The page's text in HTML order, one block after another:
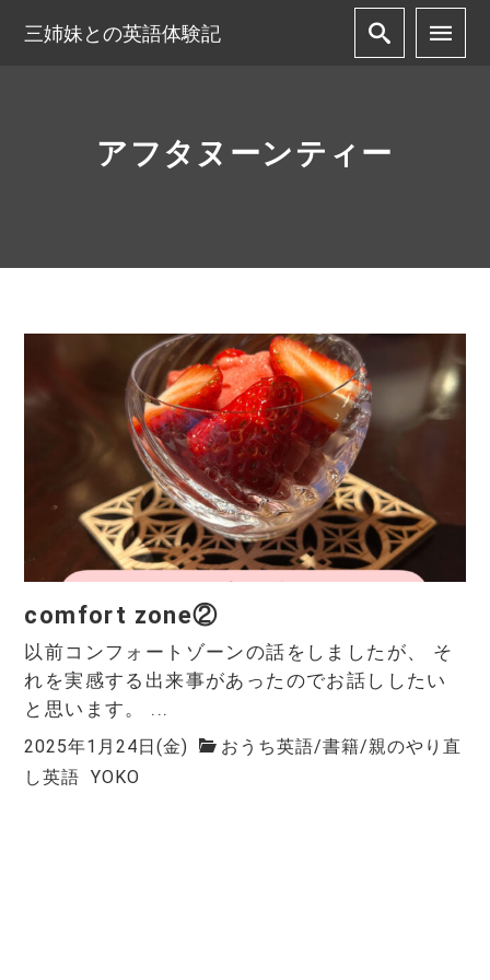
三姉妹との英語体験記
アフタヌーンティー
comfort zone②
以前コンフォートゾーンの話をしましたが、 そ
れを実感する出来事があったのでお話ししたい
と思います。 ...
2025年1月24日(金) おうち英語/書籍/親のやり直
し英語
YOKO